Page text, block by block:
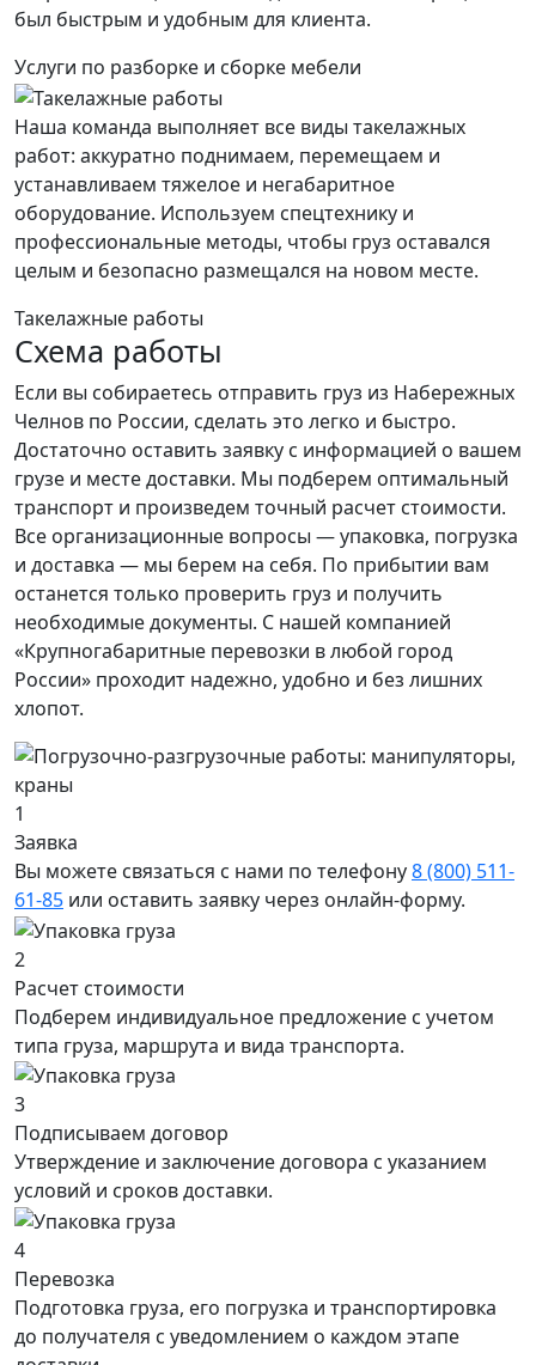
был быстрым и удобным для клиента.
Услуги по разборке и сборке мебели
Наша команда выполняет все виды такелажных
работ: аккуратно поднимаем, перемещаем и
устанавливаем тяжелое и негабаритное
оборудование. Используем спецтехнику и
профессиональные методы, чтобы груз оставался
целым и безопасно размещался на новом месте.
Такелажные работы
Схема работы
Если вы собираетесь отправить груз из Набережных
Челнов по России, сделать это легко и быстро.
Достаточно оставить заявку с информацией о вашем
грузе и месте доставки. Мы подберем оптимальный
транспорт и произведем точный расчет стоимости.
Все организационные вопросы — упаковка, погрузка
и доставка — мы берем на себя. По прибытии вам
останется только проверить груз и получить
необходимые документы. С нашей компанией
«Крупногабаритные перевозки в любой город
России» проходит надежно, удобно и без лишних
хлопот.
1
Заявка
Вы можете связаться с нами по телефону8 (800) 511-
61-85 или оставить заявку через онлайн-форму.
2
Расчет стоимости
Подберем индивидуальное предложение с учетом
типа груза, маршрута и вида транспорта.
3
Подписываем договор
Утверждение и заключение договора с указанием
условий и сроков доставки.
4
Перевозка
Подготовка груза, его погрузка и транспортировка
до получателя с уведомлением о каждом этапе